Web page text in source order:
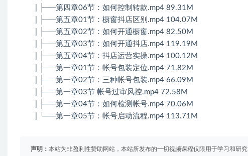
| ├──第四章06节：如何控制转款.mp4 89.31M
| ├──第五章01节：橱窗抖店区别.mp4 104.07M
| ├──第五章02节：如何开通橱窗.mp4 82.50M
| ├──第五章03节：如何开通抖店.mp4 119.19M
| ├──第五章04节：抖店运营实操.mp4 100.12M
| ├──第一章01节：帐号包装定位.mp4 71.82M
| ├──第一章02节：三种帐号包装.mp4 66.09M
| ├──第一章03节 帐号过审风控.mp4 72.58M
| ├──第一章04节：如何检测帐号.mp4 70.06M
| └──第一章05节：帐号启动流程.mp4 113.71M
声明： 本站为非盈利性赞助网站，本站所发布的一切视频课程仅限用于学习和研